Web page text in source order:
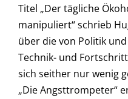
Titel „Der tägliche
manipuliert“ schrieb
über die von Politik
Technik- und
sich seither nur wenig
„Die Angsttrompeter“